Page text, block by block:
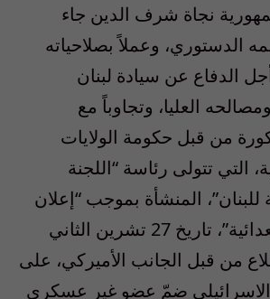
نجاة شرف الدين جاء
الدستوري، وعملاً بصلاحياته
الدفاع عن سيادة لبنان
العليا، وتجاوباً مع
من قبل حكومة الولايات
التي تتولى رئاسة “اللجنة
للبنان”، المنشأة بموجب “إعلان
وقف الأعمال العدائية”، تاريخ 27 تشرين الثاني
من قبل الجانب الأميركي، على
ضمّ عضو غير عسكري